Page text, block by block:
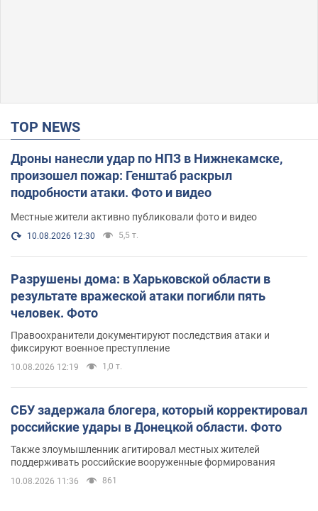
TOP NEWS
Дроны нанесли удар по НПЗ в Нижнекамске,
произошел пожар: Генштаб раскрыл
подробности атаки. Фото и видео
Местные жители активно публиковали фото и видео
10.08.2026 12:30 5,5 т.
Разрушены дома: в Харьковской области в
результате вражеской атаки погибли пять
человек. Фото
Правоохранители документируют последствия атаки и
фиксируют военное преступление
10.08.2026 12:19 1,0 т.
СБУ задержала блогера, который корректировал
российские удары в Донецкой области. Фото
Также злоумышленник агитировал местных жителей
поддерживать российские вооруженные формирования
10.08.2026 11:36 861